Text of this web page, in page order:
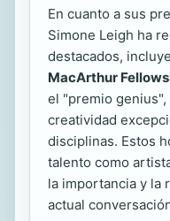
En cuanto a sus
Simone Leigh ha
destacados,
MacArthur
el "premio
creatividad
disciplinas. Estos
talento como
la importancia y la
actual